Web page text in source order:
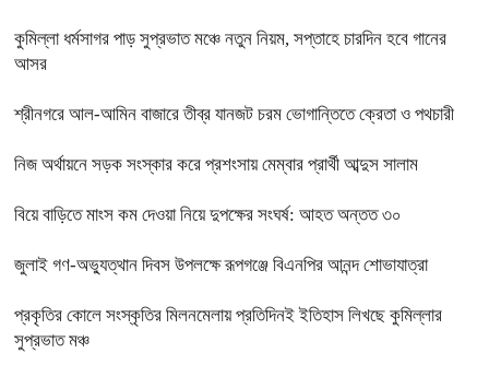
কুমিল্লা ধর্মসাগর পাড় সুপ্রভাত মঞ্চে নতুন নিয়ম, সপ্তাহে চারদিন হবে গানের
আসর
শ্রীনগরে আল-আমিন বাজারে তীব্র যানজট চরম ভোগান্তিতে ক্রেতা ও পথচারী
নিজ অর্থায়নে সড়ক সংস্কার করে প্রশংসায় মেম্বার প্রার্থী আব্দুস সালাম
বিয়ে বাড়িতে মাংস কম দেওয়া নিয়ে দুপক্ষের সংঘর্ষ: আহত অন্তত ৩০ ​
জুলাই গণ-অভ্যুত্থান দিবস উপলক্ষে রূপগঞ্জে বিএনপির আনন্দ শোভাযাত্রা
প্রকৃতির কোলে সংস্কৃতির মিলনমেলায় প্রতিদিনই ইতিহাস লিখছে কুমিল্লার
সুপ্রভাত মঞ্চ